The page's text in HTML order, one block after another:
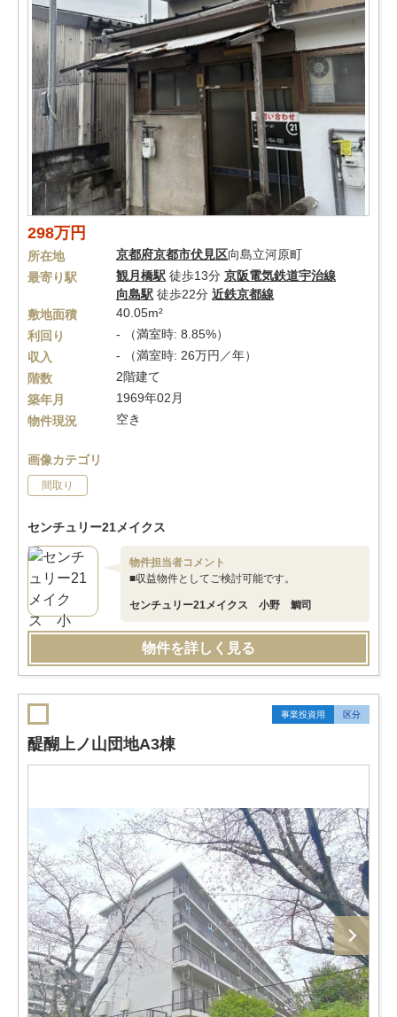
298万円
所在地 京都府京都市伏見区向島立河原町
最寄り駅
観月橋駅 徒歩13分 京阪電気鉄道宇治線
向島駅 徒歩22分 近鉄京都線
敷地面積
40.05m²
利回り
- （満室時: 8.85%）
収入
- （満室時: 26万円／年）
階数
2階建て
築年月
1969年02月
物件現況
空き
画像カテゴリ
間取り
センチュリー21メイクス
物件担当者コメント
■収益物件としてご検討可能です。
センチュリー21メイクス 小野 鯛司
物件を詳しく見る
事業投資用 区分
醍醐上ノ山団地A3棟